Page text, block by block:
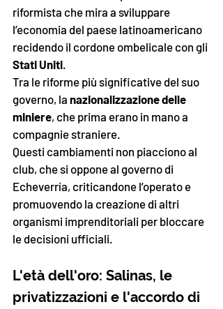
riformista che mira a sviluppare
l’economia del paese latinoamericano
recidendo il cordone ombelicale con gli
Stati Uniti.
Tra le riforme più significative del suo
governo, la nazionalizzazione delle
miniere, che prima erano in mano a
compagnie straniere.
Questi cambiamenti non piacciono al
club, che si oppone al governo di
Echeverría, criticandone l’operato e
promuovendo la creazione di altri
organismi imprenditoriali per bloccare
le decisioni ufficiali.
L'età dell'oro: Salinas, le
privatizzazioni e l'accordo di